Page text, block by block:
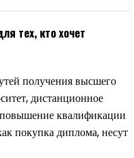
тех, кто хочет
получения высшего
дистанционное
повышение квалификации
покупка диплома, несут